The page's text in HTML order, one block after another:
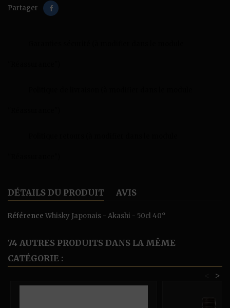
Partager
DÉTAILS DU PRODUIT AVIS
Référence Whisky Japonais - Akashi - 50cl 40°
74 AUTRES PRODUITS DANS LA MÊME
CATÉGORIE :
>